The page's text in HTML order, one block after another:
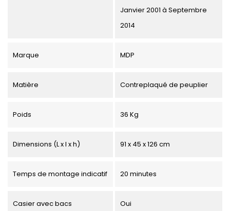
Janvier 2001 à Septembre
2014
Marque MDP
Matière Contreplaqué de peuplier
Poids 36 Kg
Dimensions (L x l x h) 91 x 45 x 126 cm
Temps de montage indicatif 20 minutes
Casier avec bacs Oui